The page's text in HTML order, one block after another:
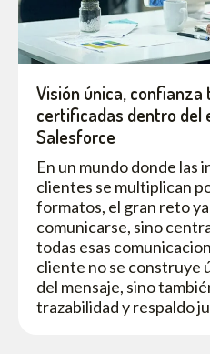
Visión única,
certificadas dentro del
Salesforce
En un mundo donde las
clientes se multiplican
formatos, el gran reto
comunicarse, sino
todas esas
cliente no se construye
del mensaje, sino
trazabilidad y respaldo